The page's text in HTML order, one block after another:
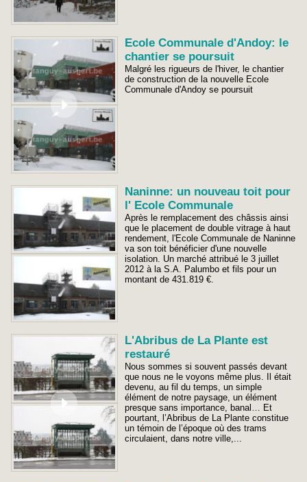
Ecole Communale d'Andoy: le
chantier se poursuit
Malgré les rigueurs de l'hiver, le chantier
de construction de la nouvelle Ecole
Communale d'Andoy se poursuit
Naninne: un nouveau toit pour
l' Ecole Communale
Après le remplacement des châssis ainsi
que le placement de double vitrage à haut
rendement, l'Ecole Communale de Naninne
va son toit bénéficier d'une nouvelle
isolation. Un marché attribué le 3 juillet
2012 à la S.A. Palumbo et fils pour un
montant de 431.819 €.
L'Abribus de La Plante est
restauré
Nous sommes si souvent passés devant
que nous ne le voyons même plus. Il était
devenu, au fil du temps, un simple
élément de notre paysage, un élément
presque sans importance, banal… Et
pourtant, l’Abribus de La Plante constitue
un témoin de l’époque où des trams
circulaient, dans notre ville,...